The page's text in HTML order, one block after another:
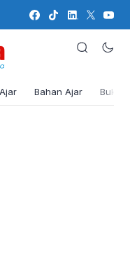
Bahan Ajar Buku